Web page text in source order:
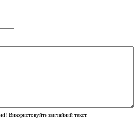
Використовуйте звичайний текст.